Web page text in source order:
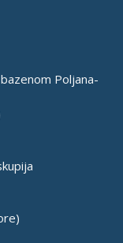
Poljana-